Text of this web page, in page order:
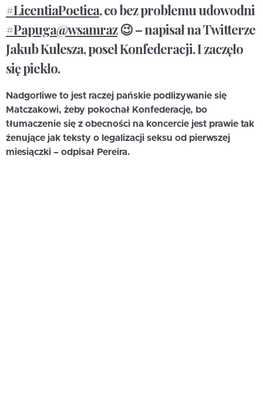
#LicentiaPoetica, co bez problemu udowodni
#Papuga@wsamraz😉 – napisał na Twitterze
Jakub Kulesza, poseł Konfederacji. I zaczęło
się piekło.
Nadgorliwe to jest raczej pańskie podlizywanie się
Matczakowi, żeby pokochał Konfederację, bo
tłumaczenie się z obecności na koncercie jest prawie tak
żenujące jak teksty o legalizacji seksu od pierwszej
miesiączki – odpisał Pereira.